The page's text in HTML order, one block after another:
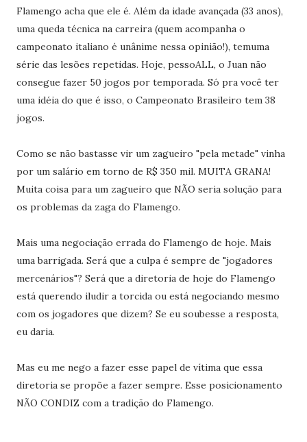
Flamengo acha que ele é. Além da idade avançada (33 anos),
uma queda técnica na carreira (quem acompanha o
campeonato italiano é unânime nessa opinião!), temuma
série das lesões repetidas. Hoje, pessoALL, o Juan não
consegue fazer 50 jogos por temporada. Só pra você ter
uma idéia do que é isso, o Campeonato Brasileiro tem 38
jogos.
Como se não bastasse vir um zagueiro "pela metade" vinha
por um salário em torno de R$ 350 mil. MUITA GRANA!
Muita coisa para um zagueiro que NÃO seria solução para
os problemas da zaga do Flamengo.
Mais uma negociação errada do Flamengo de hoje. Mais
uma barrigada. Será que a culpa é sempre de "jogadores
mercenários"? Será que a diretoria de hoje do Flamengo
está querendo iludir a torcida ou está negociando mesmo
com os jogadores que dizem? Se eu soubesse a resposta,
eu daria.
Mas eu me nego a fazer esse papel de vítima que essa
diretoria se propõe a fazer sempre. Esse posicionamento
NÃO CONDIZ com a tradição do Flamengo.